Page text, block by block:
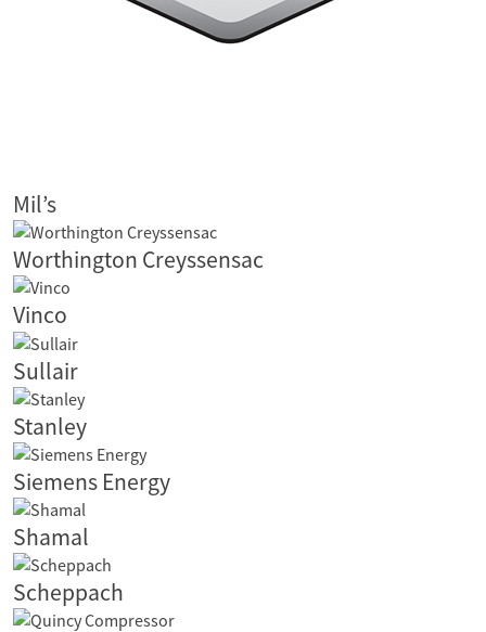
Mil’s
Worthington Creyssensac
Vinco
Sullair
Stanley
Siemens Energy
Shamal
Scheppach